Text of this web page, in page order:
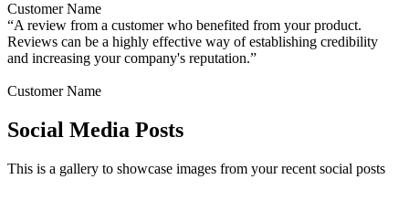
Customer Name
“A review from a customer who benefited from your product.
Reviews can be a highly effective way of establishing credibility
and increasing your company's reputation.”
Customer Name
Social Media Posts
This is a gallery to showcase images from your recent social posts